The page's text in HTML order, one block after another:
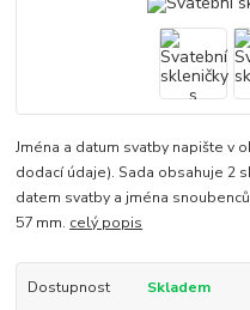
Jména a datum svatby napište v
dodací údaje). Sada obsahuje 2
datem svatby a jména
57 mm. celý popis
Dostupnost
Skladem